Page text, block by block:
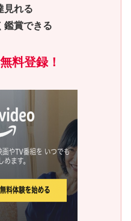
見れる
鑑賞できる
料登録！